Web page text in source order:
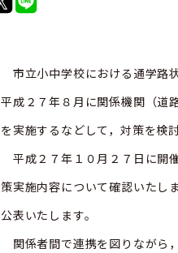
市立小中学校における通学路
平成２７年８月に関係機関（道
を実施するなどして，対策を検
平成２７年１０月２７日に開
策実施内容について確認いたし
公表いたします。
関係者間で連携を図りながら